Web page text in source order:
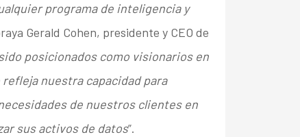
programa de inteligencia y
Gerald Cohen, presidente y CEO de
posicionados como visionarios en
nuestra capacidad para
de nuestros clientes en
sus activos de datos”.